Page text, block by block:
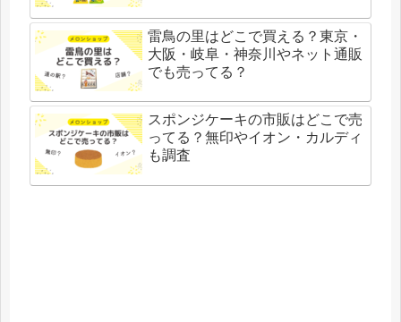
雷鳥の里はどこで買える？東京・
大阪・岐阜・神奈川やネット通販
でも売ってる？
スポンジケーキの市販はどこで売
ってる？無印やイオン・カルディ
も調査